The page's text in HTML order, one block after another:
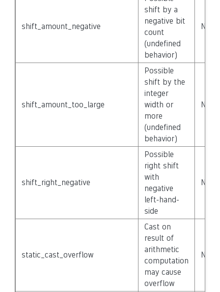
shift_amount_negative
shift by a
negative bit
count
(undefined
behavior)
None
shift_amount_too_large
Possible
shift by the
integer
width or
more
(undefined
behavior)
None
shift_right_negative
Possible
right shift
with
negative
left-hand-
side
None
static_cast_overflow
Cast on
result of
arithmetic
computation
may cause
overflow
None